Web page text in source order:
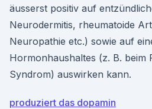
äusserst positiv auf
Neurodermitis, rheumatoide
Neuropathie etc.) sowie auf
Hormonhaushaltes (z. B. beim
Syndrom) auswirken kann.
produziert das dopamin